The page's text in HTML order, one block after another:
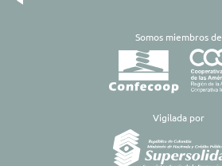
Somos miembros de
​Vigilada por